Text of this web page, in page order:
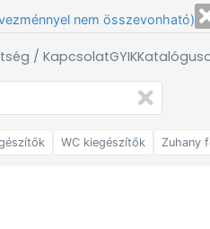
nem összevonható)
/ KapcsolatGYIK
WC kiegészítők Zuhany